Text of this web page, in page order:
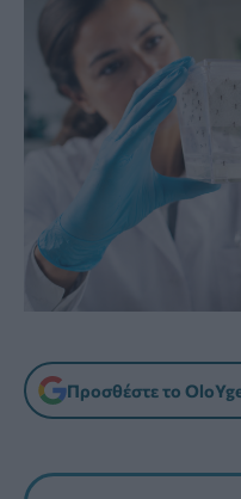
Προσθέστε το